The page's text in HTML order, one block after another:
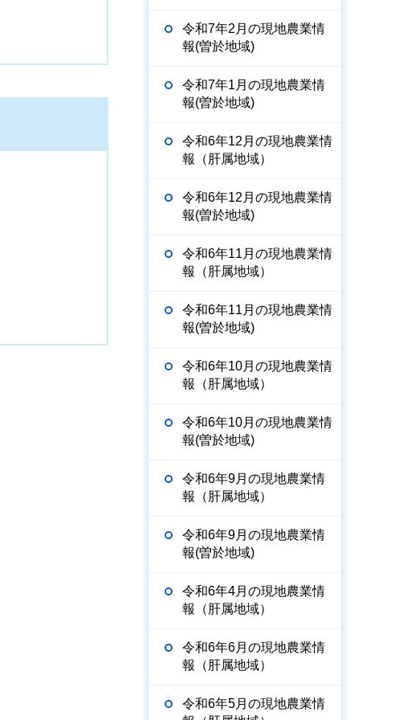
令和7年2月の現地農業情
報(曽於地域)
令和7年1月の現地農業情
報(曽於地域)
令和6年12月の現地農業情
報（肝属地域）
令和6年12月の現地農業情
報(曽於地域)
令和6年11月の現地農業情
報（肝属地域）
令和6年11月の現地農業情
報(曽於地域)
令和6年10月の現地農業情
報（肝属地域）
令和6年10月の現地農業情
報(曽於地域)
令和6年9月の現地農業情
報（肝属地域）
令和6年9月の現地農業情
報(曽於地域)
令和6年4月の現地農業情
報（肝属地域）
令和6年6月の現地農業情
報（肝属地域）
令和6年5月の現地農業情